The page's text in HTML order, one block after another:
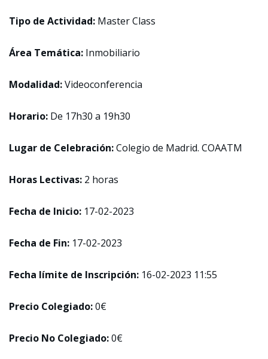
Tipo de Actividad: Master Class
Área Temática: Inmobiliario
Modalidad:Videoconferencia
Horario: De 17h30 a 19h30
Lugar de Celebración:Colegio de Madrid. COAATM
Horas Lectivas: 2 horas
Fecha de Inicio: 17-02-2023
Fecha de Fin: 17-02-2023
Fecha límite de Inscripción: 16-02-2023 11:55
Precio Colegiado:0€
Precio No Colegiado:0€